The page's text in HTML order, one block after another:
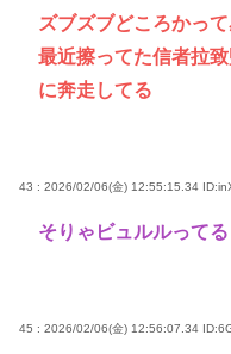
ズブズブどころかっ
最近擦ってた信者拉
に奔走してる
43 : 2026/02/06(金) 12:55:15.34
そりゃビュルルってる
45 : 2026/02/06(金) 12:56:07.34